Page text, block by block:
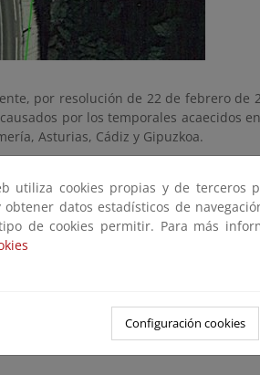
por resolución de 22 de febrero de
por los temporales acaecidos
Asturias, Cádiz y Gipuzkoa.
paseo peatonal paralelo a la
acaecido se produjo un socavón
la losa del paseo en vuelo.
a la plataforma de la
utiliza cookies propias y de terceros
datos estadísticos de
de cookies permitir. Para más
Configuración cookies